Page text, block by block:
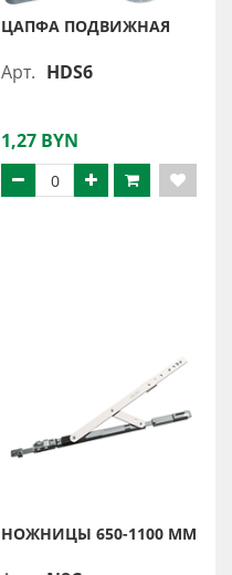
ЦАПФА ПОДВИЖНАЯ
Арт. HDS6
1,27 BYN
НОЖНИЦЫ 650-1100 ММ